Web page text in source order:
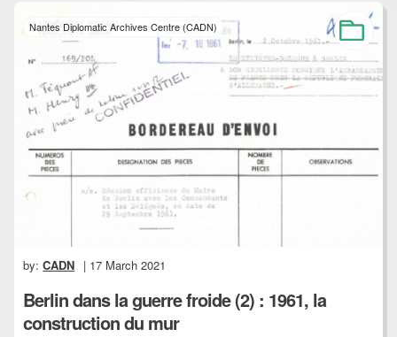
Nantes Diplomatic Archives Centre (CADN)
by:CADN | 17 March 2021
Berlin dans la guerre froide (2) : 1961, la
construction du mur